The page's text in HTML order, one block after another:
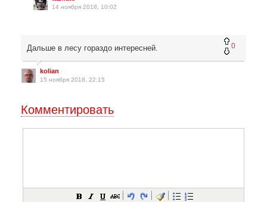
14 ноября 2018, 10:02
0
Дальше в лесу гораздо интересней.
kolian
15 ноября 2018, 22:15
Комментировать